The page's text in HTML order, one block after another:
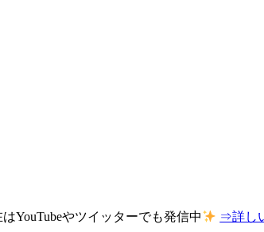
YouTubeやツイッターでも発信中 ⇒詳し